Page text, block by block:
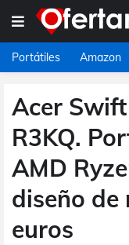
Portátiles Amazon
Acer
R3KQ.
AMD
diseño de
euros